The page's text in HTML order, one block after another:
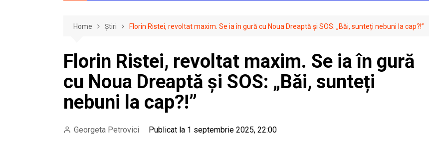
Home Știri Florin Ristei, revoltat maxim. Se ia în gură cu Noua Dreaptă și SOS: „Băi, sunteți nebuni la cap?!”
Florin Ristei, revoltat maxim. Se ia în gură
cu Noua Dreaptă și SOS: „Băi, sunteți
nebuni la cap?!”
Georgeta Petrovici Publicat la 1 septembrie 2025, 22:00